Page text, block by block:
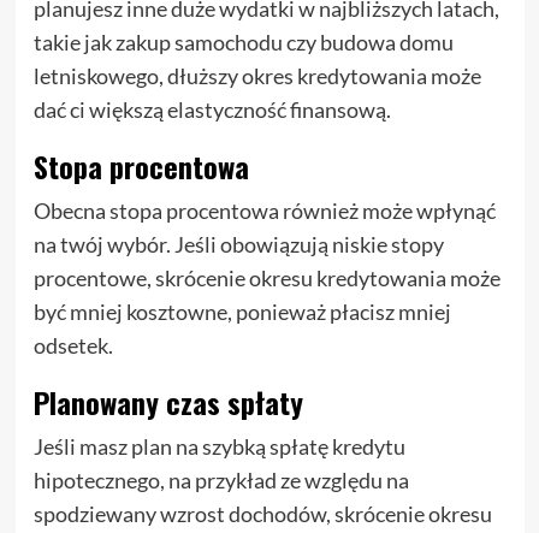
planujesz inne duże wydatki w najbliższych latach,
takie jak zakup samochodu czy budowa domu
letniskowego, dłuższy okres kredytowania może
dać ci większą elastyczność finansową.
Stopa procentowa
Obecna stopa procentowa również może wpłynąć
na twój wybór. Jeśli obowiązują niskie stopy
procentowe, skrócenie okresu kredytowania może
być mniej kosztowne, ponieważ płacisz mniej
odsetek.
Planowany czas spłaty
Jeśli masz plan na szybką spłatę kredytu
hipotecznego, na przykład ze względu na
spodziewany wzrost dochodów, skrócenie okresu